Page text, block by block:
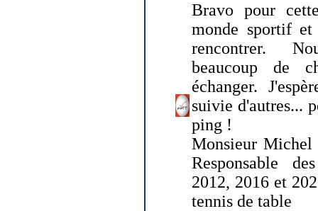
Bravo pour
monde sportif
rencontrer.
beaucoup de
échanger.
suivie d'autres...
ping !
Monsieur
Responsable
2012, 2016 et
tennis de table